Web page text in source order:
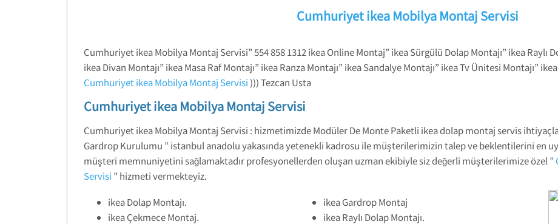
Cumhuriyet ikea Mobilya Montaj Servisi
Cumhuriyet ikea Mobilya Montaj Servisi” 554 858 1312 ikea Online Montaj” ikea Sürgülü Dolap Montajı” ikea Raylı
ikea Divan Montajı” ikea Masa Raf Montajı” ikea Ranza Montajı” ikea Sandalye Montajı” ikea Tv Ünitesi Montajı”
Cumhuriyet ikea Mobilya Montaj Servisi))) Tezcan Usta
Cumhuriyet ikea Mobilya Montaj Servisi
Cumhuriyet ikea Mobilya Montaj Servisi : hizmetimizde Modüler De Monte Paketli ikea dolap montaj servis
Gardrop Kurulumu ” istanbul anadolu yakasında yetenekli kadrosu ile müşterilerimizin talep ve beklentilerini en
müşteri memnuniyetini sağlamaktadır profesyonellerden oluşan uzman ekibiyle siz değerli müşterilerimize özel ”
Servisi ” hizmeti vermekteyiz.
ikea Dolap Montajı.
ikea Çekmece Montaj.
ikea Gardrop Montaj
ikea Raylı Dolap Montajı.